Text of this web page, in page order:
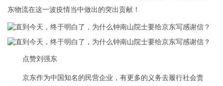
东物流在这一波疫情当中做出的突出贡献！
点赞刘强东
京东作为中国知名的民营企业，有更多的义务去履行社会责